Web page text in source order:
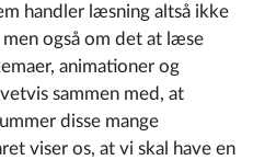
handler læsning altså ikke
også om det at læse
animationer og
sammen med, at
disse mange
viser os, at vi skal have en